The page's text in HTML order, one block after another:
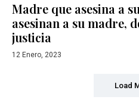
Madre que asesina a
asesinan a su madre,
justicia
12 Enero, 2023
Load